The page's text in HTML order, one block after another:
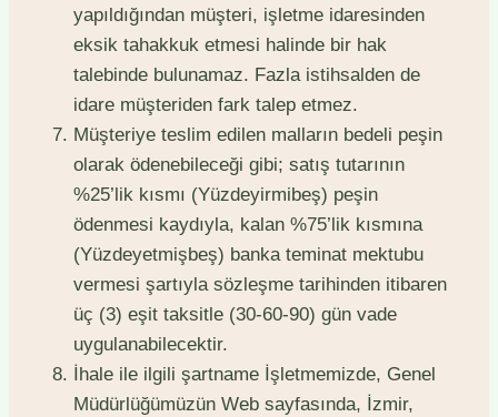
yapıldığından müşteri, işletme idaresinden
eksik tahakkuk etmesi halinde bir hak
talebinde bulunamaz. Fazla istihsalden de
idare müşteriden fark talep etmez.
Müşteriye teslim edilen malların bedeli peşin
olarak ödenebileceği gibi; satış tutarının
%25’lik kısmı (Yüzdeyirmibeş) peşin
ödenmesi kaydıyla, kalan %75’lik kısmına
(Yüzdeyetmişbeş) banka teminat mektubu
vermesi şartıyla sözleşme tarihinden itibaren
üç (3) eşit taksitle (30-60-90) gün vade
uygulanabilecektir.
İhale ile ilgili şartname İşletmemizde, Genel
Müdürlüğümüzün Web sayfasında, İzmir,